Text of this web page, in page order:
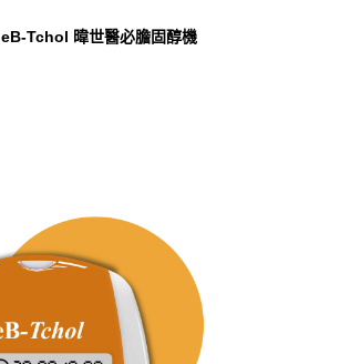
eB-Tchol 暐世醫必膽固醇機